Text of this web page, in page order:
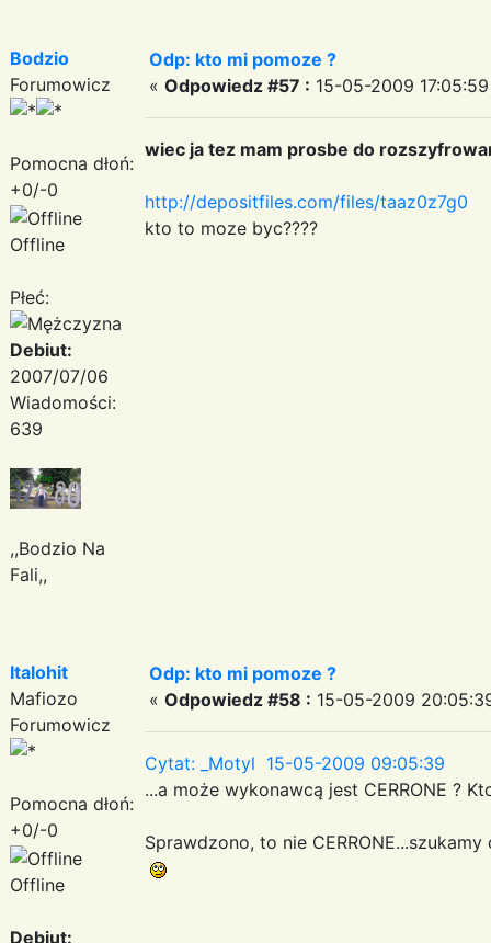
Bodzio
Forumowicz
Pomocna dłoń:
+0/-0
Offline
Płeć:
Debiut:
2007/07/06
Wiadomości:
639
,,Bodzio Na
Fali,,
Odp: kto mi pomoze ?
« Odpowiedz #57 : 15-05-2009
wiec ja tez mam prosbe do
http://depositfiles.com/files/taaz0z7g0
kto to moze byc????
Italohit
Mafiozo
Forumowicz
Pomocna dłoń:
+0/-0
Offline
Debiut:
Odp: kto mi pomoze ?
« Odpowiedz #58 : 15-05-2009
Cytat: _Motyl 15-05-2009 09:05:39
...a może wykonawcą jest CERRONE ?
Sprawdzono, to nie CERRONE...szukamy